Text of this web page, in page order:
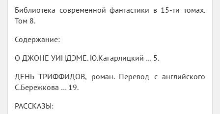
Библиотека современной фантастики в 15-ти томах.
Том 8.
Содержание:
О ДЖОНЕ УИНДЭМЕ. Ю.Кагарлицкий … 5.
ДЕНЬ ТРИФФИДОВ, роман. Перевод с английского
С.Бережкова … 19.
РАССКАЗЫ: